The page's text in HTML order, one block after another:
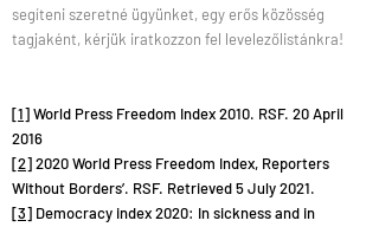
segíteni szeretné ügyünket, egy erős közösség
tagjaként, kérjük iratkozzon fel levelezőlistánkra!
[1]World Press Freedom Index 2010. RSF. 20 April
2016
[2]2020 World Press Freedom Index, Reporters
Without Borders’. RSF. Retrieved 5 July 2021.
[3] Democracy index 2020: In sickness and in